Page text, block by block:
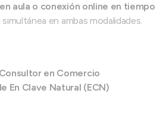
aula o conexión online en tiempo
en ambas modalidades.
en Comercio
En Clave Natural (ECN)